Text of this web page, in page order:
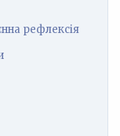
рефлексія